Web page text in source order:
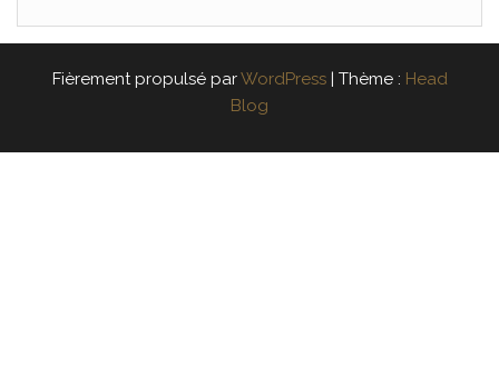
Fièrement propulsé parWordPress | Thème : Head
Blog